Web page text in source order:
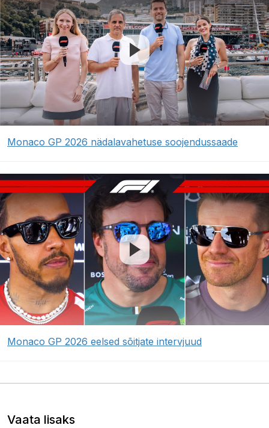
Monaco GP 2026 nädalavahetuse soojendussaade
Monaco GP 2026 eelsed sõitjate intervjuud
Vaata lisaks